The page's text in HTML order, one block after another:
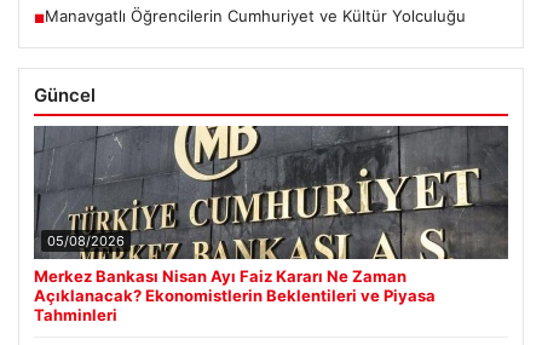
■Manavgatlı Öğrencilerin Cumhuriyet ve Kültür Yolculuğu
Güncel
05/08/2026
Merkez Bankası Nisan Ayı Faiz Kararı Ne Zaman
Açıklanacak? Ekonomistlerin Beklentileri ve Piyasa
Tahminleri